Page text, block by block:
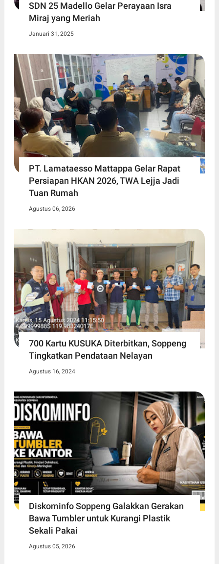
SDN 25 Madello Gelar Perayaan Isra
Miraj yang Meriah
Januari 31, 2025
PT. Lamataesso Mattappa Gelar Rapat
Persiapan HKAN 2026, TWA Lejja Jadi
Tuan Rumah
Agustus 06, 2026
700 Kartu KUSUKA Diterbitkan, Soppeng
Tingkatkan Pendataan Nelayan
Agustus 16, 2024
Diskominfo Soppeng Galakkan Gerakan
Bawa Tumbler untuk Kurangi Plastik
Sekali Pakai
Agustus 05, 2026